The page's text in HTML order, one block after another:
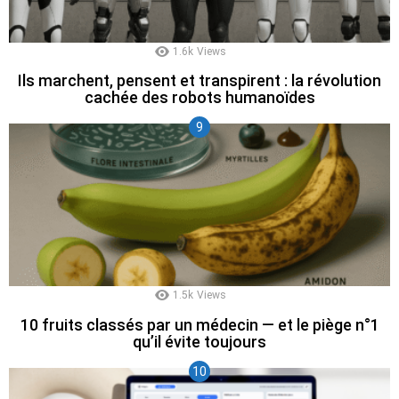
1.6k Views
Ils marchent, pensent et transpirent : la révolution
cachée des robots humanoïdes
1.5k Views
10 fruits classés par un médecin — et le piège n°1
qu’il évite toujours